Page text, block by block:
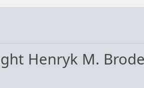
Henryk M.